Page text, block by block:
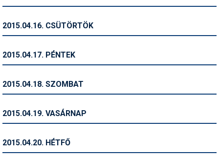
Síszerviz
Snowboard
2015.04.16. CSÜTÖRTÖK
2015.04.17. PÉNTEK
2015.04.18. SZOMBAT
2015.04.19. VASÁRNAP
2015.04.20. HÉTFŐ